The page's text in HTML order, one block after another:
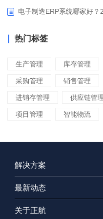
电子制造ERP系统哪家好
热门标签
生产管理 库存管理
采购管理 销售管理
进销存管理 供应链管
项目管理 智能物流
解决方案
最新动态
关于正航